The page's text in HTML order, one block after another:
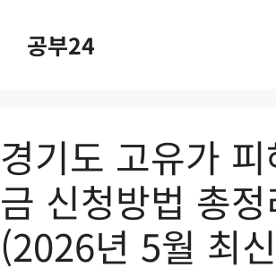
뛰
기
공부24
경기도 고유가 피
금 신청방법 총정
(2026년 5월 최